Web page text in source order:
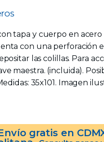
tapa y cuerpo en
con una perforación
las colillas. Para
maestra. (incluida).
35x101. Imagen
gratis en